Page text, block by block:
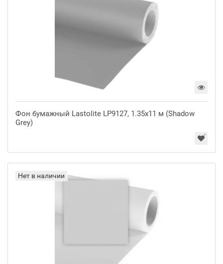
Фон бумажный Lastolite LP9127, 1.35x11 м (Shadow
Grey)
Нет в наличии